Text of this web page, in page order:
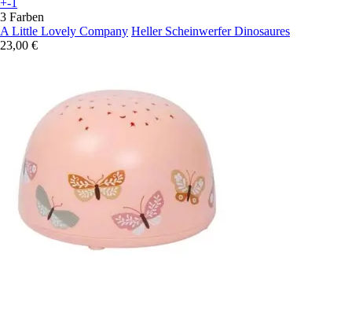
3 Farben
A Little Lovely Company Heller Scheinwerfer Dinosaures
23,00 €